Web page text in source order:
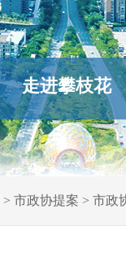
走进攀枝花
> 市政协提案 > 市政